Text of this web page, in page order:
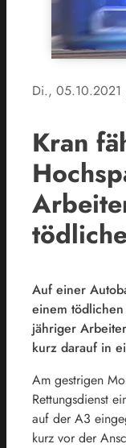
Di., 05.10.2021
Kran
Auf einer
einem
jähriger
kurz darauf in
Am gestrigen
Rettungsdienst
auf der A3
kurz vor der